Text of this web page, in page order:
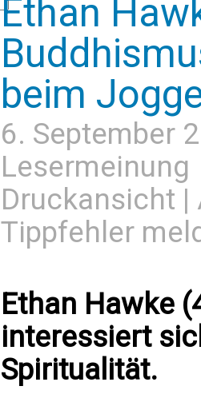
Ethan
beim
6. September
Lesermeinung
Druckansicht |
Tippfehler
Ethan Hawke
interessiert
Spiritualität.